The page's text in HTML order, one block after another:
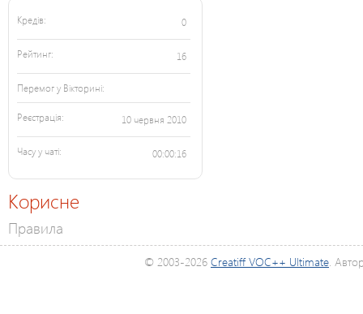
Кредів: 0
Рейтинг: 16
Перемог у Вікторині:
Реєстрація: 10 червня 2010
Часу у чаті: 00:00:16
Корисне
Правила
© 2003-2026 Creatiff VOC++ Ultimate.